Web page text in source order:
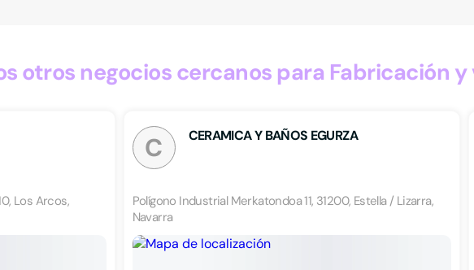
otros negocios cercanos para Fabricación
Los Arcos,
C CERAMICA Y BAÑOS EGURZA
Polígono Industrial Merkatondoa 11, 31200, Estella / Lizarra,
Navarra